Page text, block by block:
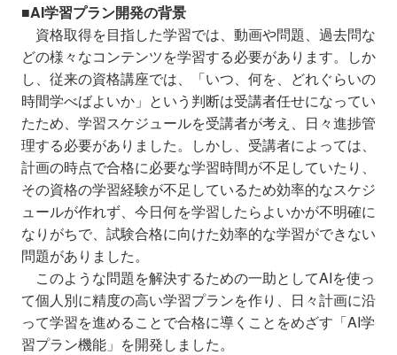
■AI学習プラン開発の背景
資格取得を目指した学習では、動画や問題、過去問な
どの様々なコンテンツを学習する必要があります。しか
し、従来の資格講座では、「いつ、何を、どれぐらいの
時間学べばよいか」という判断は受講者任せになってい
たため、学習スケジュールを受講者が考え、日々進捗管
理する必要がありました。しかし、受講者によっては、
計画の時点で合格に必要な学習時間が不足していたり、
その資格の学習経験が不足しているため効率的なスケジ
ュールが作れず、今日何を学習したらよいかが不明確に
なりがちで、試験合格に向けた効率的な学習ができない
問題がありました。
このような問題を解決するための一助としてAIを使っ
て個人別に精度の高い学習プランを作り、日々計画に沿
って学習を進めることで合格に導くことをめざす「AI学
習プラン機能」を開発しました。